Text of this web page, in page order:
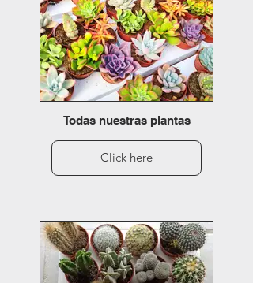
Todas nuestras plantas
Click here